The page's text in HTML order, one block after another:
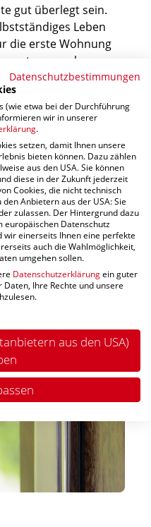
gut überlegt sein.
Leben
die erste Wohnung
zu planen,
Budget. Dennoch
ein einmaliges
etwas ganz
Datenschutzbestimmungen
(wie etwa bei der Durchführung
wir in unserer
.
setzen, damit Ihnen unsere
bieten können. Dazu zählen
aus den USA. Sie können
diese in der Zukunft jederzeit
Cookies, die nicht technisch
Anbietern aus der USA: Sie
zulassen. Der Hintergrund dazu
europäischen Datenschutz
wir einerseits Ihnen eine perfekte
auch die Wahlmöglichkeit,
umgehen sollen.
Datenschutzerklärungein guter
Ihre Rechte und unsere
aus den USA)